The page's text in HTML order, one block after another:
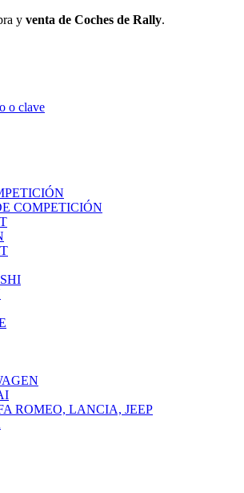
y venta de Coches de Rally.
o clave
COMPETICIÓN
ROMEO, LANCIA, JEEP